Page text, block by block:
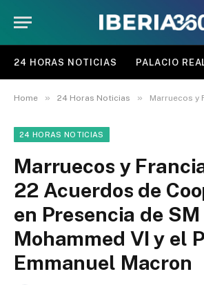
24 HORAS NOTICIAS PALACIO
Home » 24 Horas Noticias » Marruecos y Francia Firman 22 Acuerdos de
24 HORAS NOTICIAS
Marruecos y
22 Acuerdos de
en Presencia de SM
Mohammed VI y el
Emmanuel Macron